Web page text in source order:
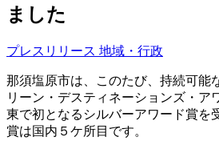
ました
プレスリリース 地域・行政
那須塩原市は、このたび、持続可能
リーン・デスティネーションズ・ア
東で初となるシルバーアワード賞を
賞は国内５ケ所目です。